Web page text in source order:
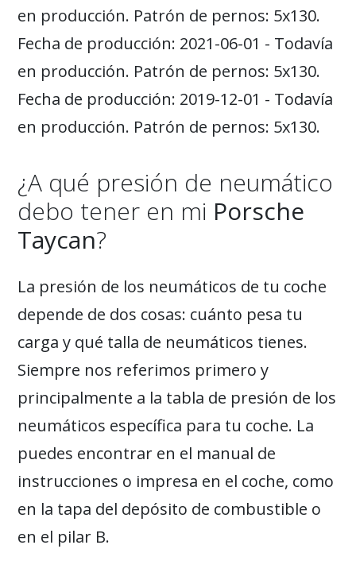
en producción. Patrón de pernos: 5x130.
Fecha de producción: 2021-06-01 - Todavía
en producción. Patrón de pernos: 5x130.
Fecha de producción: 2019-12-01 - Todavía
en producción. Patrón de pernos: 5x130.
¿A qué presión de neumático
debo tener en mi Porsche
Taycan?
La presión de los neumáticos de tu coche
depende de dos cosas: cuánto pesa tu
carga y qué talla de neumáticos tienes.
Siempre nos referimos primero y
principalmente a la tabla de presión de los
neumáticos específica para tu coche. La
puedes encontrar en el manual de
instrucciones o impresa en el coche, como
en la tapa del depósito de combustible o
en el pilar B.